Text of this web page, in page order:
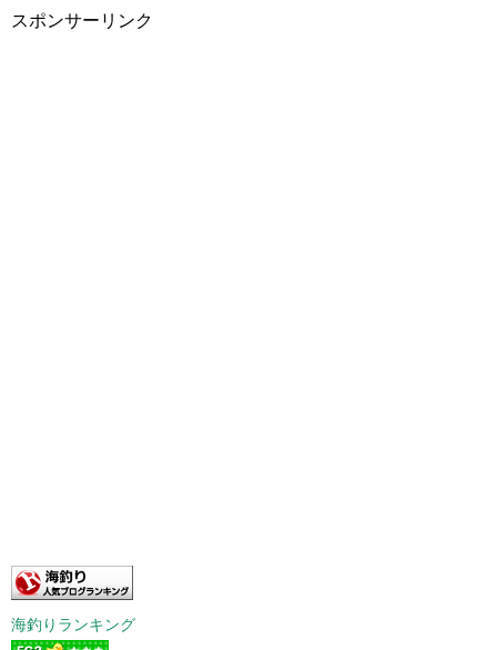
スポンサーリンク
海釣りランキング